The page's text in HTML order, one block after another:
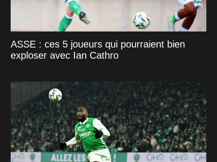
ASSE : ces 5 joueurs qui pourraient bien
exploser avec Ian Cathro